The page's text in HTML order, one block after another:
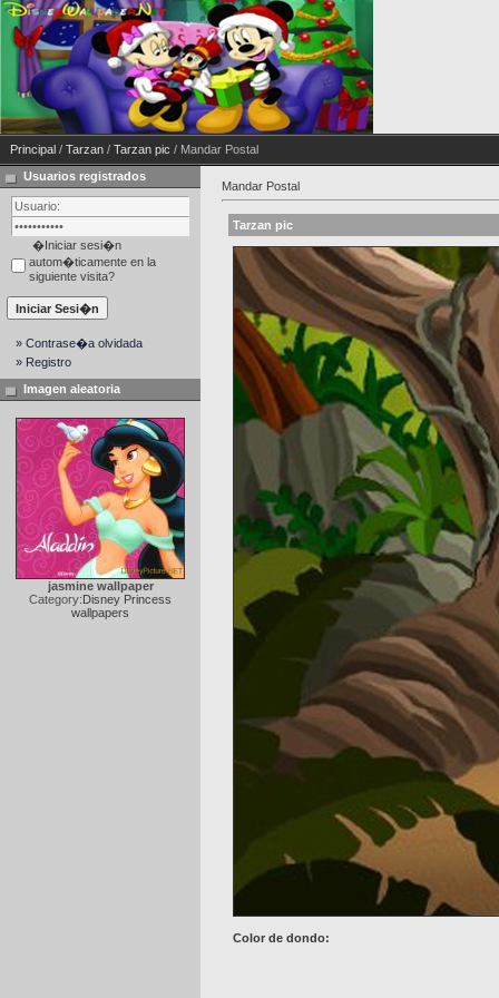
Principal / Tarzan / Tarzan pic / Mandar Postal
Usuarios registrados
�Iniciar sesi�n
autom�ticamente en la
siguiente visita?
» Contrase�a olvidada
» Registro
Imagen aleatoria
jasmine wallpaper
Category:Disney Princess
wallpapers
Mandar Postal
Tarzan pic
Color de dondo: